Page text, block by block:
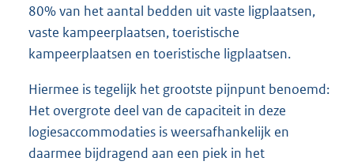
80% van het aantal bedden uit vaste ligplaatsen,
vaste kampeerplaatsen, toeristische
kampeerplaatsen en toeristische ligplaatsen.
Hiermee is tegelijk het grootste pijnpunt benoemd:
Het overgrote deel van de capaciteit in deze
logiesaccommodaties is weersafhankelijk en
daarmee bijdragend aan een piek in het